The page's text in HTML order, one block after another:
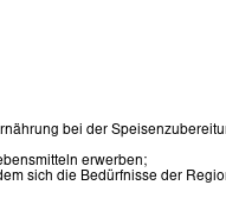
bei der
erwerben;
sich die Bedürfnisse der